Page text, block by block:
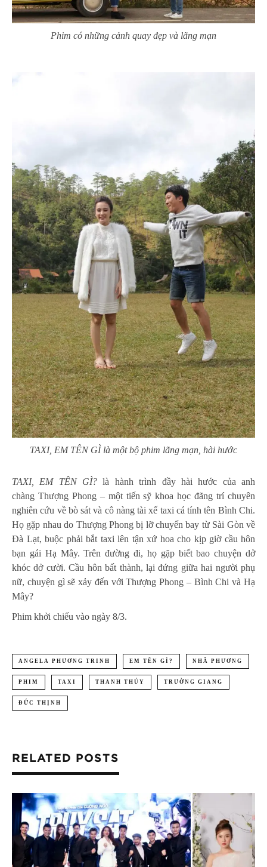
Phim có những cảnh quay đẹp và lãng mạn
TAXI, EM TÊN GÌ là một bộ phim lãng mạn, hài hước
TAXI, EM TÊN GÌ? là hành trình đầy hài hước của anh
chàng Thượng Phong – một tiến sỹ khoa học đãng trí chuyên
nghiên cứu về bò sát và cô nàng tài xế taxi cá tính tên Bình Chi.
Họ gặp nhau do Thượng Phong bị lỡ chuyến bay từ Sài Gòn về
Đà Lạt, buộc phải bắt taxi lên tận xứ hoa cho kịp giờ cầu hôn
bạn gái Hạ Mây. Trên đường đi, họ gặp biết bao chuyện dở
khóc dở cười. Cầu hôn bất thành, lại đứng giữa hai người phụ
nữ, chuyện gì sẽ xảy đến với Thượng Phong – Bình Chi và Hạ
Mây?
Phim khởi chiếu vào ngày 8/3.
ANGELA PHƯƠNG TRINH EM TÊN GÌ? NHÃ PHƯƠNG
PHIM TAXI THANH THÚY TRƯỜNG GIANG
ĐỨC THỊNH
RELATED POSTS